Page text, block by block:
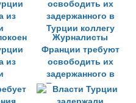
из
Журналисты
Франции требуют
освободить их
задержанного в
Турции коллегу